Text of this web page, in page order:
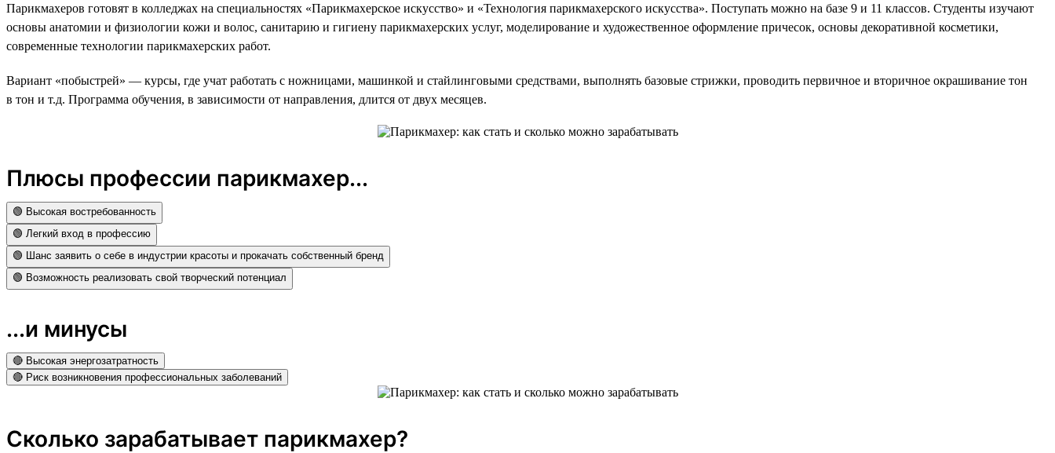
Парикмахеров готовят в колледжах на специальностях «Парикмахерское искусство» и «Технология парикмахерского искусства». Поступать можно на базе 9 и 11 классов. Студенты изучают
основы анатомии и физиологии кожи и волос, санитарию и гигиену парикмахерских услуг, моделирование и художественное оформление причесок, основы декоративной косметики,
современные технологии парикмахерских работ.
Вариант «побыстрей» — курсы, где учат работать с ножницами, машинкой и стайлинговыми средствами, выполнять базовые стрижки, проводить первичное и вторичное окрашивание тон
в тон и т.д. Программа обучения, в зависимости от направления, длится от двух месяцев.
Плюсы профессии парикмахер...
🟢 Высокая востребованность
🟢 Легкий вход в профессию
🟢 Шанс заявить о себе в индустрии красоты и прокачать собственный бренд
🟢 Возможность реализовать свой творческий потенциал
...и минусы
🔴 Высокая энергозатратность
🔴 Риск возникновения профессиональных заболеваний
Сколько зарабатывает парикмахер?